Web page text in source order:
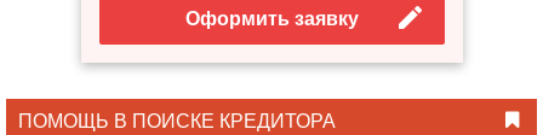
Оформить заявку
ПОМОЩЬ В ПОИСКЕ КРЕДИТОРА